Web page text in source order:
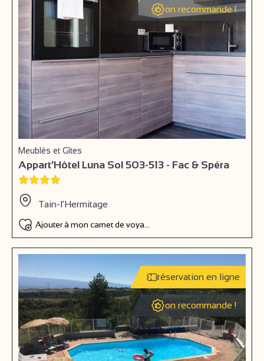
on recommande !
Meublés et Gîtes
Appart'Hôtel Luna Sol 503-513 - Fac & Spéra
Tain-l'Hermitage
Ajouter à mon carnet de voyage
réservation en ligne
on recommande !